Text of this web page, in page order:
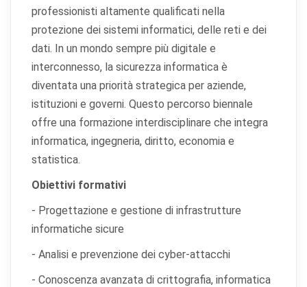
professionisti altamente qualificati nella
protezione dei sistemi informatici, delle reti e dei
dati. In un mondo sempre più digitale e
interconnesso, la sicurezza informatica è
diventata una priorità strategica per aziende,
istituzioni e governi. Questo percorso biennale
offre una formazione interdisciplinare che integra
informatica, ingegneria, diritto, economia e
statistica.
Obiettivi formativi
- Progettazione e gestione di infrastrutture
informatiche sicure
- Analisi e prevenzione dei cyber-attacchi
- Conoscenza avanzata di crittografia, informatica